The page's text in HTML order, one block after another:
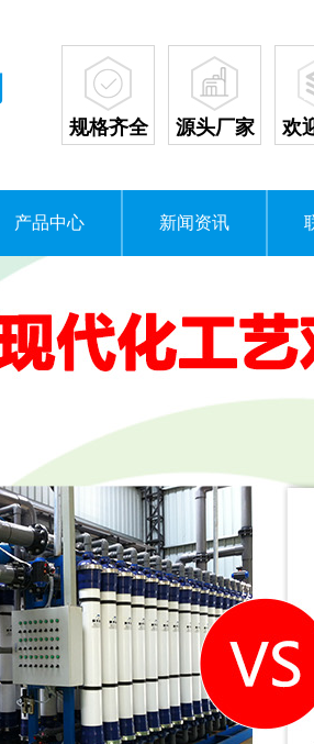
规格齐全 源头厂家 欢
产品中心 新闻资讯